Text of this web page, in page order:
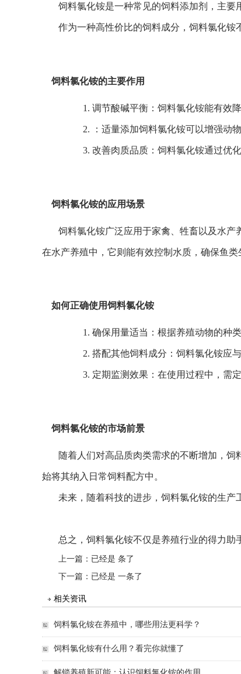
饲料氯化铵是一种常见的饲料添加剂，主要
作为一种高性价比的饲料成分，饲料氯化铵
饲料氯化铵的主要作用
1. 调节酸碱平衡：饲料氯化铵能有效
2. ：适量添加饲料氯化铵可以增强动
3. 改善肉质品质：饲料氯化铵通过优
饲料氯化铵的应用场景
饲料氯化铵广泛应用于家禽、牲畜以及水
在水产养殖中，它则能有效控制水质，确保鱼类
如何正确使用饲料氯化铵
1. 确保用量适当：根据养殖动物的种
2. 搭配其他饲料成分：饲料氯化铵应
3. 定期监测效果：在使用过程中，需
饲料氯化铵的市场前景
随着人们对高品质肉类需求的不断增加，
始将其纳入日常饲料配方中。
未来，随着科技的进步，饲料氯化铵的生产
总之，饲料氯化铵不仅是养殖行业的得力助
上一篇：已经是 条了
下一篇：已经是 一条了
相关资讯
饲料氯化铵在养殖中，哪些用法更科学？
饲料氯化铵有什么用？看完你就懂了